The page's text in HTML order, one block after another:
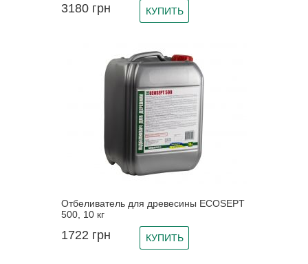
3180 грн КУПИТЬ
Отбеливатель для древесины ECOSEPT
500, 10 кг
1722 грн КУПИТЬ